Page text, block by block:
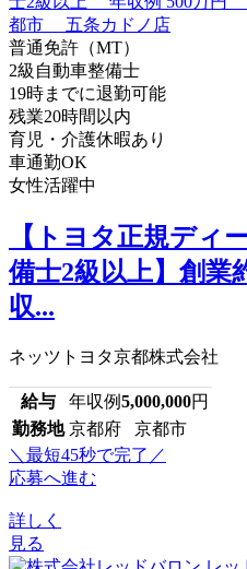
普通免許（MT）
2級自動車整備士
19時までに退勤可能
残業20時間以内
育児・介護休暇あり
車通勤OK
女性活躍中
【トヨタ正規ディ
備士2級以上】創業
収...
ネッツトヨタ京都株式会社
給与 年収例5,000,000円
勤務地 京都府 京都市
＼最短45秒で完了／
応募へ進む
詳しく
見る